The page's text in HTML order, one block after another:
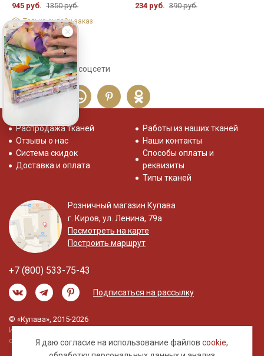
945 руб. 1350 руб.
Только онлайн-заказ
234 руб. 390 руб.
Сохраните себе в соцсети
Я даю согласие на использование файловcookie,
Распродажа тканей
Отзывы о нас
Система скидок
Доставка и оплата
Работы из наших тканей
Наши контакты
Способы оплаты и
реквизиты
Типы тканей
Розничный магазин Купава
г. Киров, ул. Ленина, 79а
Посмотреть на карте
Построить маршрут
+7 (800) 533-75-43
Подписаться на рассылку
© «Купава», 2015-2026
Информация на сайте не является публичной
офертой.